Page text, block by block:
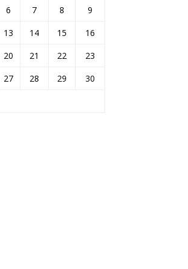
6 7 8
9
13 14 15
16
20 21 22
23
27 28 29
30